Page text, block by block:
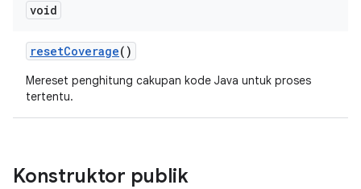
void
resetCoverage()
Mereset penghitung cakupan kode Java untuk proses
tertentu.
Konstruktor publik